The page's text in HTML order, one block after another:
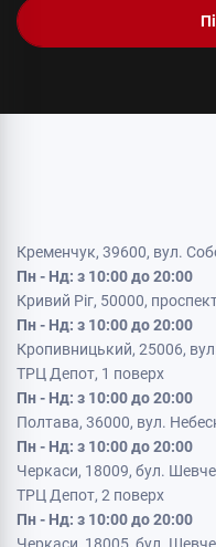
Кременчук, 39600, вул.